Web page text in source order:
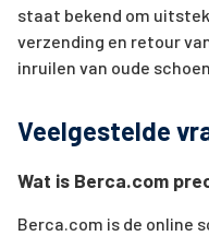
staat bekend om
verzending en retour
inruilen van oude
Veelgestelde
Wat is Berca.com
Berca.com is de online